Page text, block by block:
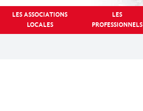
LES ASSOCIATIONS
LOCALES
LES
PROFESSIONNELS